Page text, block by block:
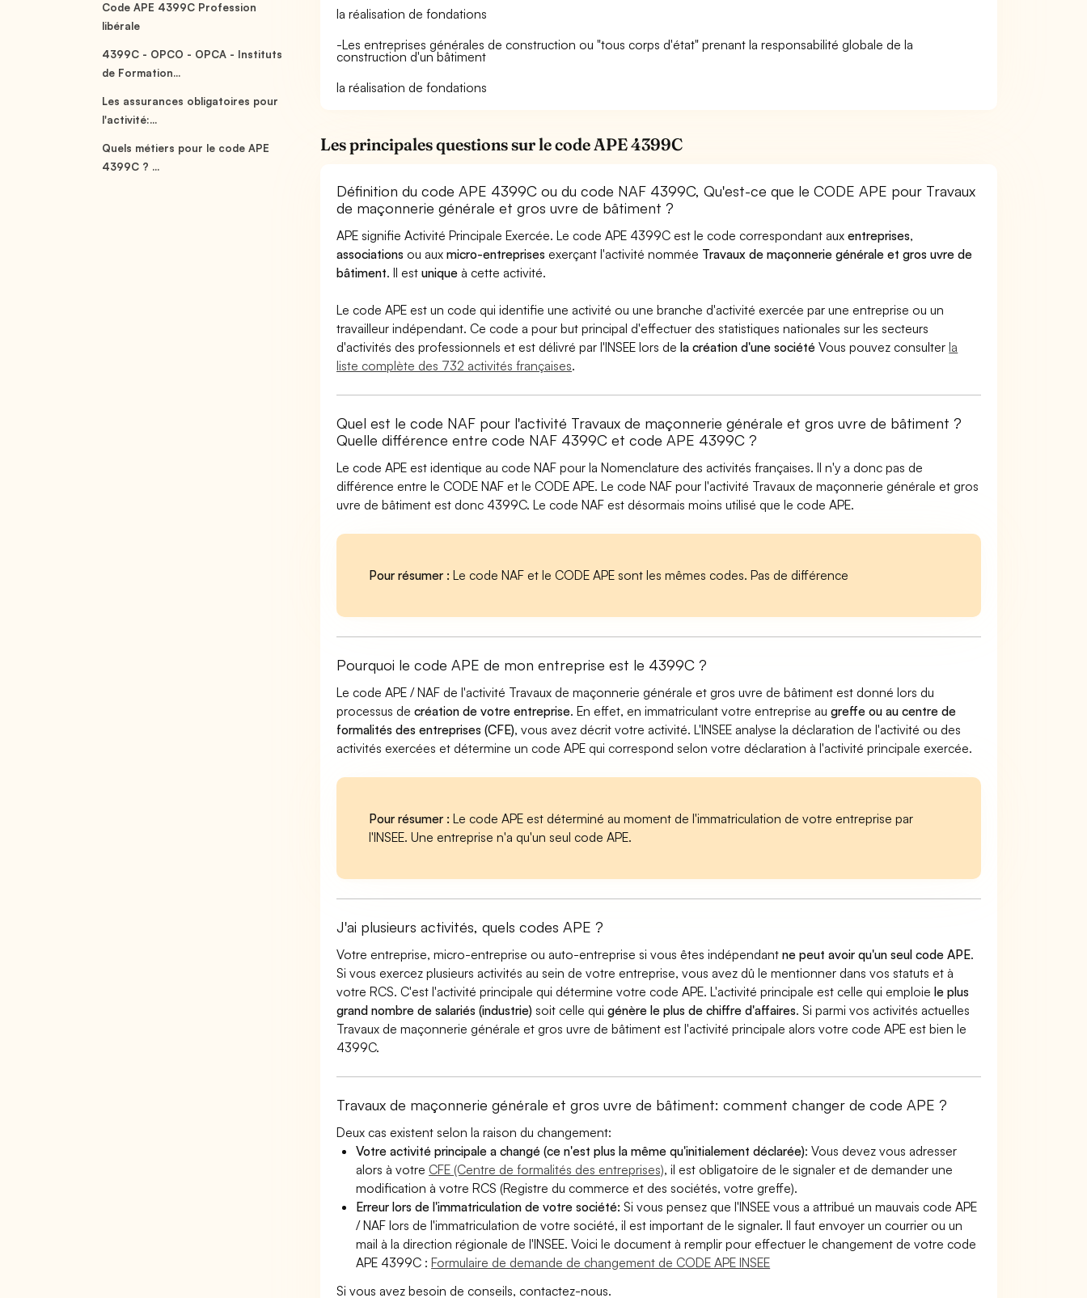
Code APE 4399C Profession
libérale
4399C - OPCO - OPCA - Instituts
de Formation...
Les assurances obligatoires pour
l'activité:...
Quels métiers pour le code APE
4399C ? ...
la réalisation de fondations
-Les entreprises générales de construction ou "tous corps d'état" prenant la responsabilité globale de la
construction d'un bâtiment
la réalisation de fondations
Les principales questions sur le code APE 4399C
Définition du code APE 4399C ou du code NAF 4399C, Qu'est-ce que le CODE APE pour Travaux
de maçonnerie générale et gros uvre de bâtiment ?
APE signifie Activité Principale Exercée. Le code APE 4399C est le code correspondant auxentreprises,
associations ou auxmicro-entreprises exerçant l'activité nommée Travaux de maçonnerie générale et gros uvre de
bâtiment. Il estunique à cette activité.
Le code APE est un code qui identifie une activité ou une branche d'activité exercée par une entreprise ou un
travailleur indépendant. Ce code a pour but principal d'effectuer des statistiques nationales sur les secteurs
d'activités des professionnels et est délivré par l'INSEE lors dela création d'une société Vous pouvez consulterla
liste complète des 732 activités françaises.
Quel est le code NAF pour l'activité Travaux de maçonnerie générale et gros uvre de bâtiment ?
Quelle différence entre code NAF 4399C et code APE 4399C ?
Le code APE est identique au code NAF pour la Nomenclature des activités françaises. Il n'y a donc pas de
différence entre le CODE NAF et le CODE APE. Le code NAF pour l'activité Travaux de maçonnerie générale et gros
uvre de bâtiment est donc 4399C. Le code NAF est désormais moins utilisé que le code APE.
Pour résumer : Le code NAF et le CODE APE sont les mêmes codes. Pas de différence
Pourquoi le code APE de mon entreprise est le 4399C ?
Le code APE / NAF de l'activité Travaux de maçonnerie générale et gros uvre de bâtiment est donné lors du
processus decréation de votre entreprise. En effet, en immatriculant votre entreprise augreffe ou au centre de
formalités des entreprises (CFE), vous avez décrit votre activité. L'INSEE analyse la déclaration de l'activité ou des
activités exercées et détermine un code APE qui correspond selon votre déclaration à l'activité principale exercée.
Pour résumer : Le code APE est déterminé au moment de l'immatriculation de votre entreprise par
l'INSEE. Une entreprise n'a qu'un seul code APE.
J'ai plusieurs activités, quels codes APE ?
Votre entreprise, micro-entreprise ou auto-entreprise si vous êtes indépendantne peut avoir qu'un seul code APE.
Si vous exercez plusieurs activités au sein de votre entreprise, vous avez dû le mentionner dans vos statuts et à
votre RCS. C'est l'activité principale qui détermine votre code APE. L'activité principale est celle qui emploiele plus
grand nombre de salariés (industrie) soit celle quigénère le plus de chiffre d'affaires. Si parmi vos activités actuelles
Travaux de maçonnerie générale et gros uvre de bâtiment est l'activité principale alors votre code APE est bien le
4399C.
Travaux de maçonnerie générale et gros uvre de bâtiment: comment changer de code APE ?
Deux cas existent selon la raison du changement:
Votre activité principale a changé (ce n'est plus la même qu'initialement déclarée): Vous devez vous adresser
alors à votre CFE (Centre de formalités des entreprises), il est obligatoire de le signaler et de demander une
modification à votre RCS (Registre du commerce et des sociétés, votre greffe).
Erreur lors de l'immatriculation de votre société:Si vous pensez que l'INSEE vous a attribué un mauvais code APE
/ NAF lors de l'immatriculation de votre société, il est important de le signaler. Il faut envoyer un courrier ou un
mail à la direction régionale de l'INSEE. Voici le document à remplir pour effectuer le changement de votre code
APE 4399C :Formulaire de demande de changement de CODE APE INSEE
Si vous avez besoin de conseils, contactez-nous.